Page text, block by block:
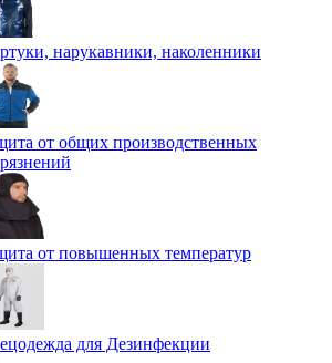
нарукавники, наколенники
от общих производственных
от повышенных температур
для Дезинфекции